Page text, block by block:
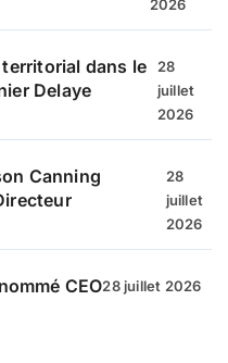
2026
dans le
Delaye
28
juillet
2026
Canning
28
juillet
2026
CEO28 juillet 2026